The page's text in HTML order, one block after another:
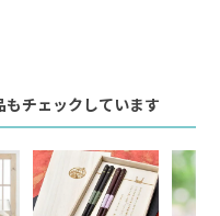
もチェックしています